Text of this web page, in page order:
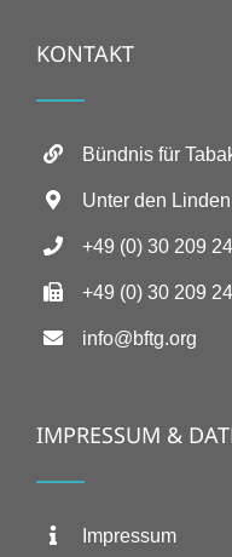
KONTAKT
Bündnis für
Unter den
+49 (0) 30 209
+49 (0) 30 209
info@bftg.org
IMPRESSUM &
Impressum